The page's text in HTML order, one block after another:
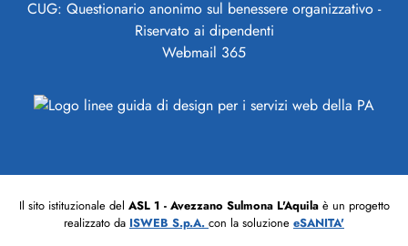
CUG: Questionario anonimo sul benessere organizzativo -
Riservato ai dipendenti
Webmail 365
Il sito istituzionale del ASL 1 - Avezzano Sulmona L'Aquilaè un progetto
realizzato da ISWEB S.p.A. con la soluzione eSANITA'